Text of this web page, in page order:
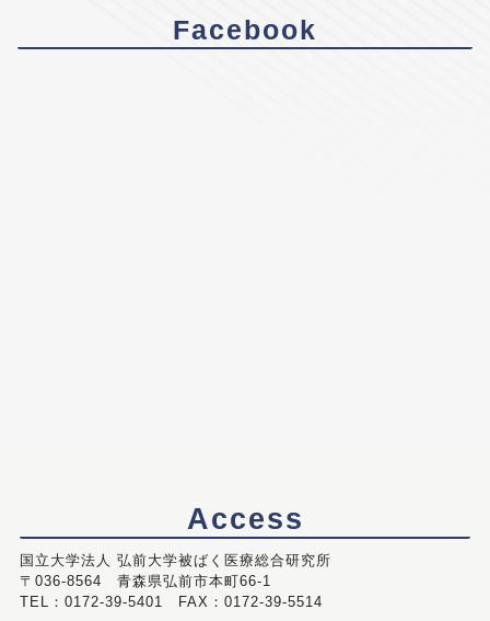
Facebook
Access
国立大学法人 弘前大学被ばく医療総合研究所
〒036-8564 青森県弘前市本町66-1
TEL：0172-39-5401 FAX：0172-39-5514